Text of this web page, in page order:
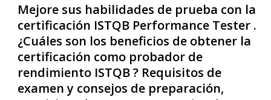
Mejore sus habilidades de prueba con la
certificación ISTQB Performance Tester .
¿Cuáles son los beneficios de obtener la
certificación como probador de
rendimiento ISTQB ? Requisitos de
examen y consejos de preparación,